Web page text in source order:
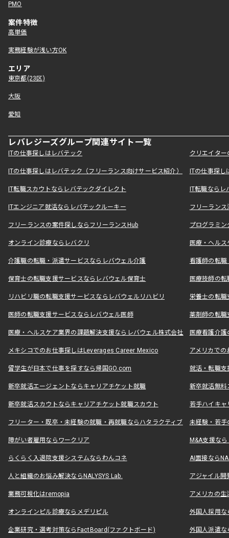
PMO
案件特徴
高単価
実務経験が浅い方OK
エリア
東京都(23区)
大阪
愛知
レバレジーズグループ関連サイト一覧
ITの仕事探しはレバテック クリエイタ
ITの仕事探しはレバテック（フリーランス向けサービス紹介） ITの仕事探
IT転職スカウトならレバテックダイレクト IT転職なら
ITエンジニア就活ならレバテックルーキー フリーラン
フリーランスの案件探しならフリーランスHub プログラミ
オンライン診療ならレバクリ 医療・ヘル
介護職の転職・派遣サービスならレバウェル介護 看護師の転
保育士の転職支援サービスならレバウェル保育士 医療技師の
リハビリ職の転職支援サービスならレバウェルリハビリ 栄養士の転
医師の転職支援サービスならレバウェル医師 薬剤師の転
医療・ヘルスケア業界の課題解決支援ならレバウェル株式会社 医療看護介
メキシコでのお仕事探しはLeverages Career Mexico アメリカで
留学生が日本で仕事を探すなら帰国GO.com 就活・転職
新卒就活エージェントならキャリアチケット就職 新卒就活無料
新卒就活スカウトならキャリアチケット就職スカウト 若手ハイキ
フリーター・既卒・未経験の就職・再就職ならハタラクティブ 未経験・若手
障がい者雇用ならワークリア M&A支援な
らくらく入退院支援システムならわんコネ AI面接なら
人と組織のお悩み解決ならNALYSYS Lab. アジャイル
業務可視化はremopia アメリカの
オンラインピル診療ならメデリピル 外国人採用
企業研究・選考対策ならFactBoard(ファクトボード) 外国人派遣な